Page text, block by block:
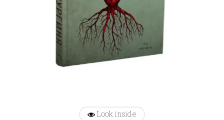
Look inside